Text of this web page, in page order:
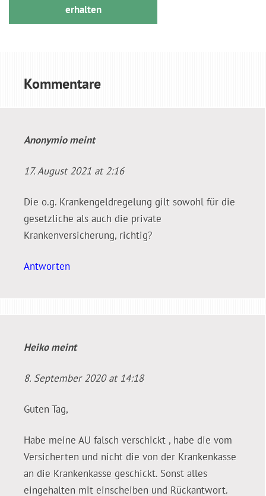
erhalten
Kommentare
Anonymiomeint
17. August 2021 at 2:16
Die o.g. Krankengeldregelung gilt sowohl für die
gesetzliche als auch die private
Krankenversicherung, richtig?
Antworten
Heikomeint
8. September 2020 at 14:18
Guten Tag,
Habe meine AU falsch verschickt , habe die vom
Versicherten und nicht die von der Krankenkasse
an die Krankenkasse geschickt. Sonst alles
eingehalten mit einscheiben und Rückantwort.